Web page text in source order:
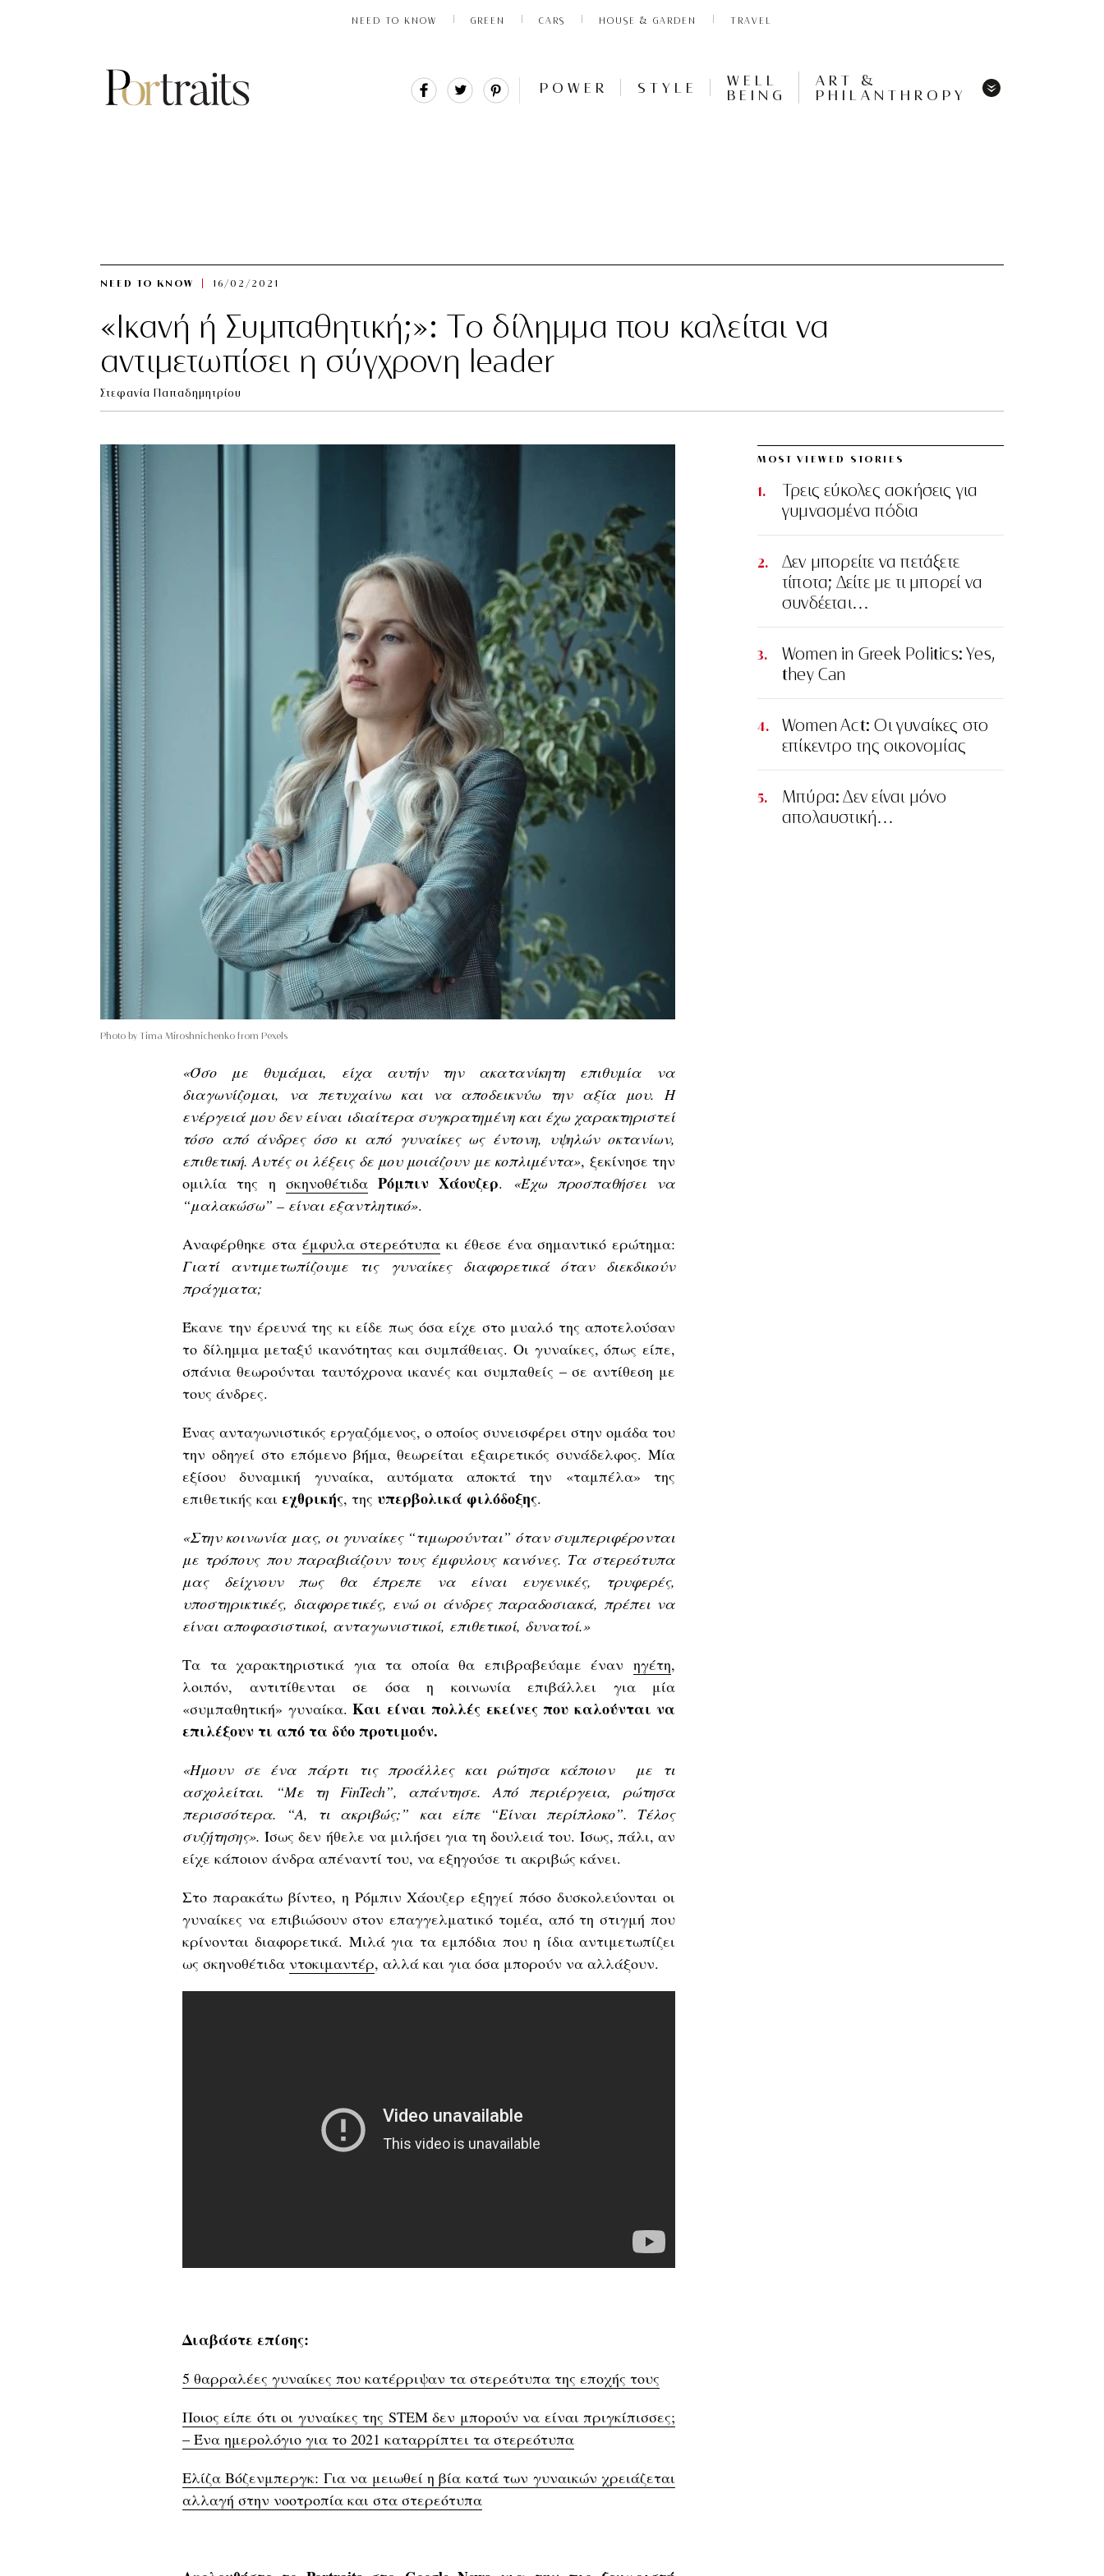
NEED TO KNOW GREEN CARS HOUSE & GARDEN TRAVEL
Share Tweet POWER STYLE
WELL
BEING
ART &
PHILANTHROPY
NEED TO KNOW 16/02/2021
«Ικανή ή Συμπαθητική;»: Tο δίλημμα που καλείται να
αντιμετωπίσει η σύγχρονη leader
Στεφανία Παπαδημητρίου
Photo by Tima Miroshnichenko from Pexels
«Όσο με θυμάμαι, είχα αυτήν την ακατανίκητη επιθυμία να
διαγωνίζομαι, να πετυχαίνω και να αποδεικνύω την αξία μου. Η
ενέργειά μου δεν είναι ιδιαίτερα συγκρατημένη και έχω χαρακτηριστεί
τόσο από άνδρες όσο κι από γυναίκες ως έντονη, υψηλών οκτανίων,
επιθετική. Αυτές οι λέξεις δε μου μοιάζουν με κοπλιμέντα», ξεκίνησε την
ομιλία της η σκηνοθέτιδα Ρόμπιν Χάουζερ. «Έχω προσπαθήσει να
“μαλακώσω” – είναι εξαντλητικό».
Αναφέρθηκε στα έμφυλα στερεότυπα κι έθεσε ένα σημαντικό ερώτημα:
Γιατί αντιμετωπίζουμε τις γυναίκες διαφορετικά όταν διεκδικούν
πράγματα;
Έκανε την έρευνά της κι είδε πως όσα είχε στο μυαλό της αποτελούσαν
το δίλημμα μεταξύ ικανότητας και συμπάθειας. Οι γυναίκες, όπως είπε,
σπάνια θεωρούνται ταυτόχρονα ικανές και συμπαθείς – σε αντίθεση με
τους άνδρες.
Ένας ανταγωνιστικός εργαζόμενος, ο οποίος συνεισφέρει στην ομάδα του
την οδηγεί στο επόμενο βήμα, θεωρείται εξαιρετικός συνάδελφος. Μία
εξίσου δυναμική γυναίκα, αυτόματα αποκτά την «ταμπέλα» της
επιθετικής και εχθρικής, της υπερβολικά φιλόδοξης.
«Στην κοινωνία μας, οι γυναίκες “τιμωρούνται” όταν συμπεριφέρονται
με τρόπους που παραβιάζουν τους έμφυλους κανόνες. Τα στερεότυπα
μας δείχνουν πως θα έπρεπε να είναι ευγενικές, τρυφερές,
υποστηρικτικές, διαφορετικές, ενώ οι άνδρες παραδοσιακά, πρέπει να
είναι αποφασιστικοί, ανταγωνιστικοί, επιθετικοί, δυνατοί.»
Τα τα χαρακτηριστικά για τα οποία θα επιβραβεύαμε έναν ηγέτη,
λοιπόν, αντιτίθενται σε όσα η κοινωνία επιβάλλει για μία
«συμπαθητική» γυναίκα. Και είναι πολλές εκείνες που καλούνται να
επιλέξουν τι από τα δύο προτιμούν.
«Ήμουν σε ένα πάρτι τις προάλλες και ρώτησα κάποιον με τι
ασχολείται. “Με τη FinTech”, απάντησε. Από περιέργεια, ρώτησα
περισσότερα. “A, τι ακριβώς;” και είπε “Είναι περίπλοκο”. Tέλος
συζήτησης». Ίσως δεν ήθελε να μιλήσει για τη δουλειά του. Ίσως, πάλι, αν
είχε κάποιον άνδρα απέναντί του, να εξηγούσε τι ακριβώς κάνει.
Στο παρακάτω βίντεο, η Ρόμπιν Χάουζερ εξηγεί πόσο δυσκολεύονται οι
γυναίκες να επιβιώσουν στον επαγγελματικό τομέα, από τη στιγμή που
κρίνονται διαφορετικά. Μιλά για τα εμπόδια που η ίδια αντιμετωπίζει
ως σκηνοθέτιδα ντοκιμαντέρ, αλλά και για όσα μπορούν να αλλάξουν.
Διαβάστε επίσης:
5 θαρραλέες γυναίκες που κατέρριψαν τα στερεότυπα της εποχής τους
Ποιος είπε ότι οι γυναίκες της STEM δεν μπορούν να είναι πριγκίπισσες;
– Ένα ημερολόγιο για το 2021 καταρρίπτει τα στερεότυπα
Ελίζα Βόζενμπεργκ: Για να μειωθεί η βία κατά των γυναικών χρειάζεται
αλλαγή στην νοοτροπία και στα στερεότυπα
MOST VIEWED STORIES
Τρεις εύκολες ασκήσεις για
γυμνασμένα πόδια
Δεν μπορείτε να πετάξετε
τίποτα; Δείτε με τι μπορεί να
συνδέεται…
Women in Greek Politics: Yes,
they Can
Women Act: Οι γυναίκες στο
επίκεντρο της οικονομίας
Μπύρα: Δεν είναι μόνο
απολαυστική…